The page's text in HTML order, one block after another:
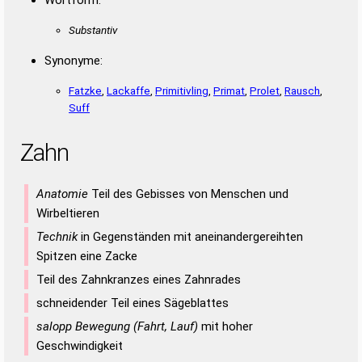
Substantiv
Synonyme:
Fatzke Lackaffe Primitivling Primat Prolet Rausch
Suff
Zahn
Anatomie Teil des Gebisses von Menschen und
Wirbeltieren
Technikin Gegenständen mit aneinandergereihten
Spitzen eine Zacke
Teil des Zahnkranzes eines Zahnrades
schneidender Teil eines Sägeblattes
salopp Bewegung (Fahrt, Lauf) mit hoher
Geschwindigkeit